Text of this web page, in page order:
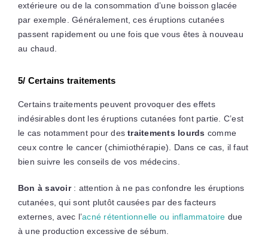
extérieure ou de la consommation d’une boisson glacée
par exemple. Généralement, ces éruptions cutanées
passent rapidement ou une fois que vous êtes à nouveau
au chaud.
5/ Certains traitements
Certains traitements peuvent provoquer des effets
indésirables dont les éruptions cutanées font partie. C’est
le cas notamment pour destraitements lourds comme
ceux contre le cancer (chimiothérapie). Dans ce cas, il faut
bien suivre les conseils de vos médecins.
Bon à savoir: attention à ne pas confondre les éruptions
cutanées, qui sont plutôt causées par des facteurs
externes, avec l’acné rétentionnelle ou inflammatoire due
à une production excessive de sébum.